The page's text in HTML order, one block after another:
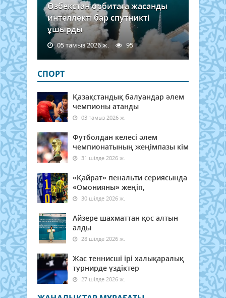
Өзбекстан орбитаға жасанды
интеллекті бар спутникті
ұшырды
05 тамыз 2026 ж. 95
СПОРТ
Қазақстандық балуандар әлем
чемпионы атанды
03 тамыз 2026 ж.
Футболдан келесі әлем
чемпионатының жеңімпазы кім
31 шілде 2026 ж.
«Қайрат» пенальти сериясында
«Омонияны» жеңіп,
30 шілде 2026 ж.
Айзере шахматтан қос алтын
алды
28 шілде 2026 ж.
Жас теннисші ірі халықаралық
турнирде үздіктер
27 шілде 2026 ж.